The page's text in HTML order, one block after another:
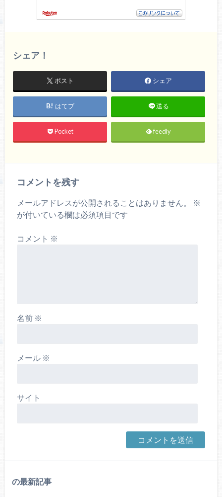
シェア！
ポスト シェア
はてブ 送る
Pocket feedly
コメントを残す
メールアドレスが公開されることはありません。
※
が付いている欄は必須項目です
コメント ※
名前 ※
メール ※
サイト
の最新記事